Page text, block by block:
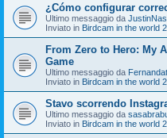
¿Cómo configurar
Ultimo messaggio da
Inviato in Birdcam in the world
From Zero to Hero: My
Game
Ultimo messaggio da
Inviato in Birdcam in the world
Stavo scorrendo
Ultimo messaggio da
Inviato in Birdcam in the world